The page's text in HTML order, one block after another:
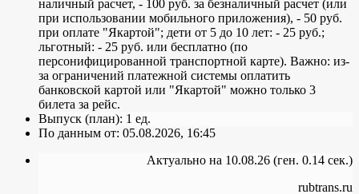
наличный расчет, - 100 руб. за безналичный расчет (или
при использовании мобильного приложения), - 50 руб.
при оплате "Якартой"; дети от 5 до 10 лет: - 25 руб.;
льготный: - 25 руб. или бесплатно (по
персонифицированной транспортной карте). Важно: из-
за ограничений платежной системы оплатить
банковской картой или "Якартой" можно только 3
билета за рейс.
Выпуск (план): 1 ед.
По данным от: 05.08.2026, 16:45
Актуально на 10.08.26 (ген. 0.14 сек.)
rubtrans.ru